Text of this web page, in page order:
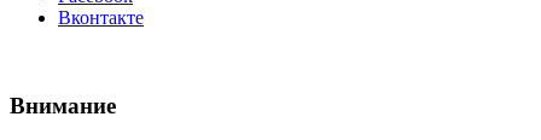
Вконтакте
Внимание